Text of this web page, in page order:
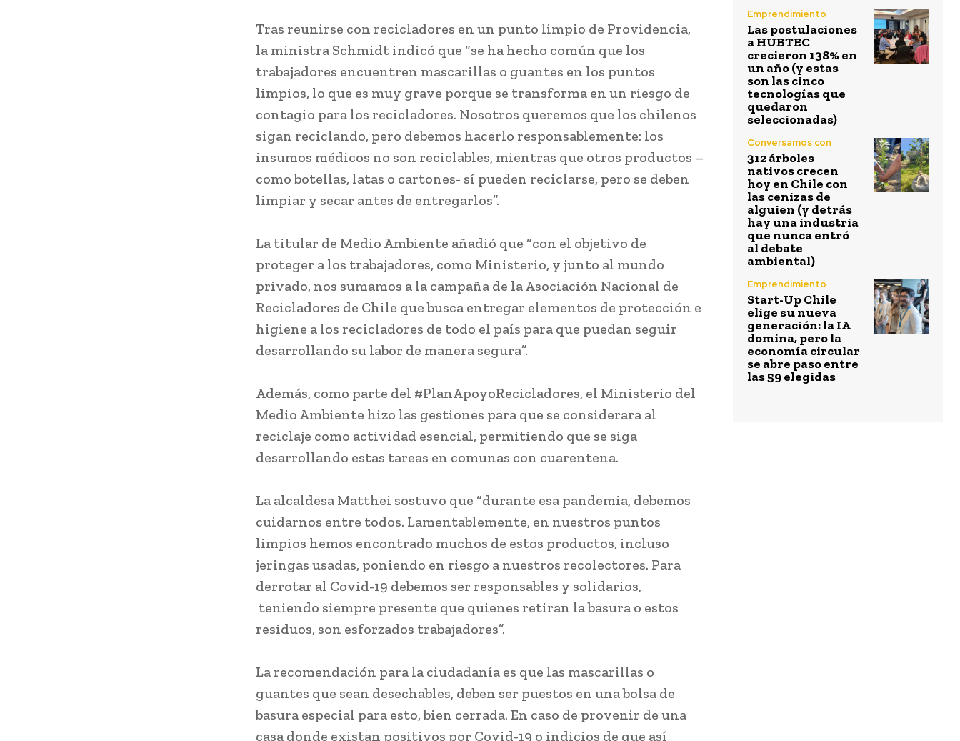
Tras reunirse con recicladores en un punto limpio de Providencia,
la ministra Schmidt indicó que “se ha hecho común que los
trabajadores encuentren mascarillas o guantes en los puntos
limpios, lo que es muy grave porque se transforma en un riesgo de
contagio para los recicladores. Nosotros queremos que los chilenos
sigan reciclando, pero debemos hacerlo responsablemente: los
insumos médicos no son reciclables, mientras que otros productos –
como botellas, latas o cartones- sí pueden reciclarse, pero se deben
limpiar y secar antes de entregarlos”.
La titular de Medio Ambiente añadió que “con el objetivo de
proteger a los trabajadores, como Ministerio, y junto al mundo
privado, nos sumamos a la campaña de la Asociación Nacional de
Recicladores de Chile que busca entregar elementos de protección e
higiene a los recicladores de todo el país para que puedan seguir
desarrollando su labor de manera segura”.
Además, como parte del #PlanApoyoRecicladores, el Ministerio del
Medio Ambiente hizo las gestiones para que se considerara al
reciclaje como actividad esencial, permitiendo que se siga
desarrollando estas tareas en comunas con cuarentena.
La alcaldesa Matthei sostuvo que “durante esa pandemia, debemos
cuidarnos entre todos. Lamentablemente, en nuestros puntos
limpios hemos encontrado muchos de estos productos, incluso
jeringas usadas, poniendo en riesgo a nuestros recolectores. Para
derrotar al Covid-19 debemos ser responsables y solidarios,
teniendo siempre presente que quienes retiran la basura o estos
residuos, son esforzados trabajadores”.
La recomendación para la ciudadanía es que las mascarillas o
guantes que sean desechables, deben ser puestos en una bolsa de
basura especial para esto, bien cerrada. En caso de provenir de una
casa donde existan positivos por Covid-19 o indicios de que así
Emprendimiento
Las postulaciones
a HUBTEC
crecieron 138% en
un año (y estas
son las cinco
tecnologías que
quedaron
seleccionadas)
Conversamos con
312 árboles
nativos crecen
hoy en Chile con
las cenizas de
alguien (y detrás
hay una industria
que nunca entró
al debate
ambiental)
Emprendimiento
Start-Up Chile
elige su nueva
generación: la IA
domina, pero la
economía circular
se abre paso entre
las 59 elegidas